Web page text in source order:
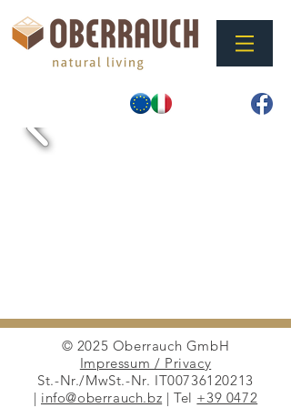
© 2025 Oberrauch GmbH
Impressum / Privacy
St.-Nr./MwSt.-Nr. IT00736120213
| info@oberrauch.bz | Tel +39 0472